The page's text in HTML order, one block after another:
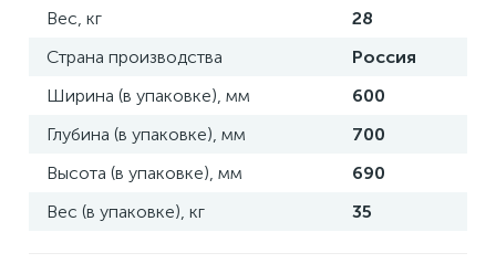
Вес, кг
28
Страна производства
Россия
Ширина (в упаковке), мм
600
Глубина (в упаковке), мм
700
Высота (в упаковке), мм
690
Вес (в упаковке), кг
35